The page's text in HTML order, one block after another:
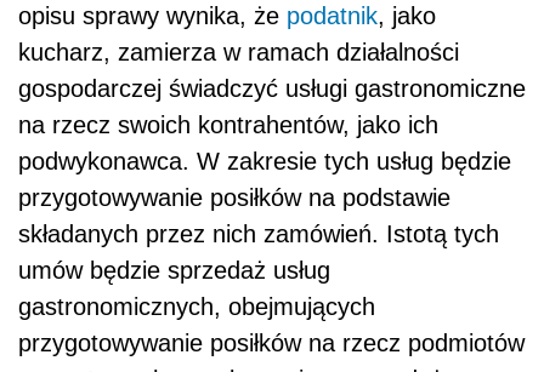
opisu sprawy wynika, że podatnik, jako
kucharz, zamierza w ramach działalności
gospodarczej świadczyć usługi gastronomiczne
na rzecz swoich kontrahentów, jako ich
podwykonawca. W zakresie tych usług będzie
przygotowywanie posiłków na podstawie
składanych przez nich zamówień. Istotą tych
umów będzie sprzedaż usług
gastronomicznych, obejmujących
przygotowywanie posiłków na rzecz podmiotów